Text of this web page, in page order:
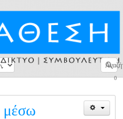
0
μέσω